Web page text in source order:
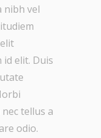
nibh vel
elit. Duis
tellus a
odio.